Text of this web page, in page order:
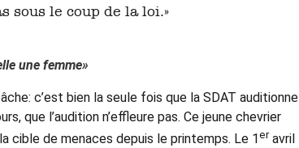
sous le coup de la loi.»
une femme»
c’est bien la seule fois que la SDAT auditionne
que l’audition n’effleure pas. Ce jeune chevrier
cible de menaces depuis le printemps. Le 1 er avril